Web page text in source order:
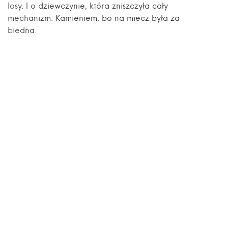
losy. I o dziewczynie, która zniszczyła cały
mechanizm. Kamieniem, bo na miecz była za
biedna.